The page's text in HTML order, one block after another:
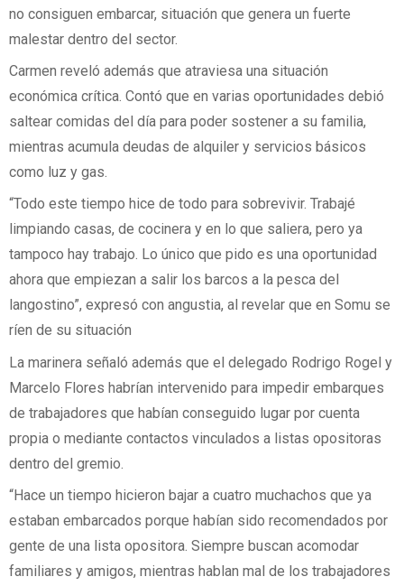
no consiguen embarcar, situación que genera un fuerte
malestar dentro del sector.
Carmen reveló además que atraviesa una situación
económica crítica. Contó que en varias oportunidades debió
saltear comidas del día para poder sostener a su familia,
mientras acumula deudas de alquiler y servicios básicos
como luz y gas.
“Todo este tiempo hice de todo para sobrevivir. Trabajé
limpiando casas, de cocinera y en lo que saliera, pero ya
tampoco hay trabajo. Lo único que pido es una oportunidad
ahora que empiezan a salir los barcos a la pesca del
langostino”, expresó con angustia, al revelar que en Somu se
ríen de su situación
La marinera señaló además que el delegado Rodrigo Rogel y
Marcelo Flores habrían intervenido para impedir embarques
de trabajadores que habían conseguido lugar por cuenta
propia o mediante contactos vinculados a listas opositoras
dentro del gremio.
“Hace un tiempo hicieron bajar a cuatro muchachos que ya
estaban embarcados porque habían sido recomendados por
gente de una lista opositora. Siempre buscan acomodar
familiares y amigos, mientras hablan mal de los trabajadores